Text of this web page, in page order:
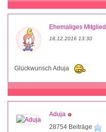
Ehemaliges Mitglied
18.12.2016 13:30
Glückwunsch Aduja
Aduja
28754 Beiträge